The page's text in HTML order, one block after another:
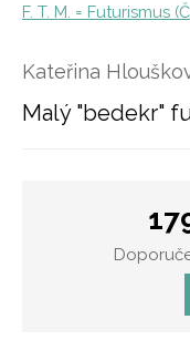
F. T. M. = Futurismus
Kateřina
Malý "bedekr"